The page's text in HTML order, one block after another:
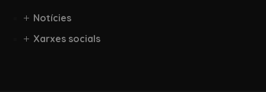
Notícies
Xarxes socials